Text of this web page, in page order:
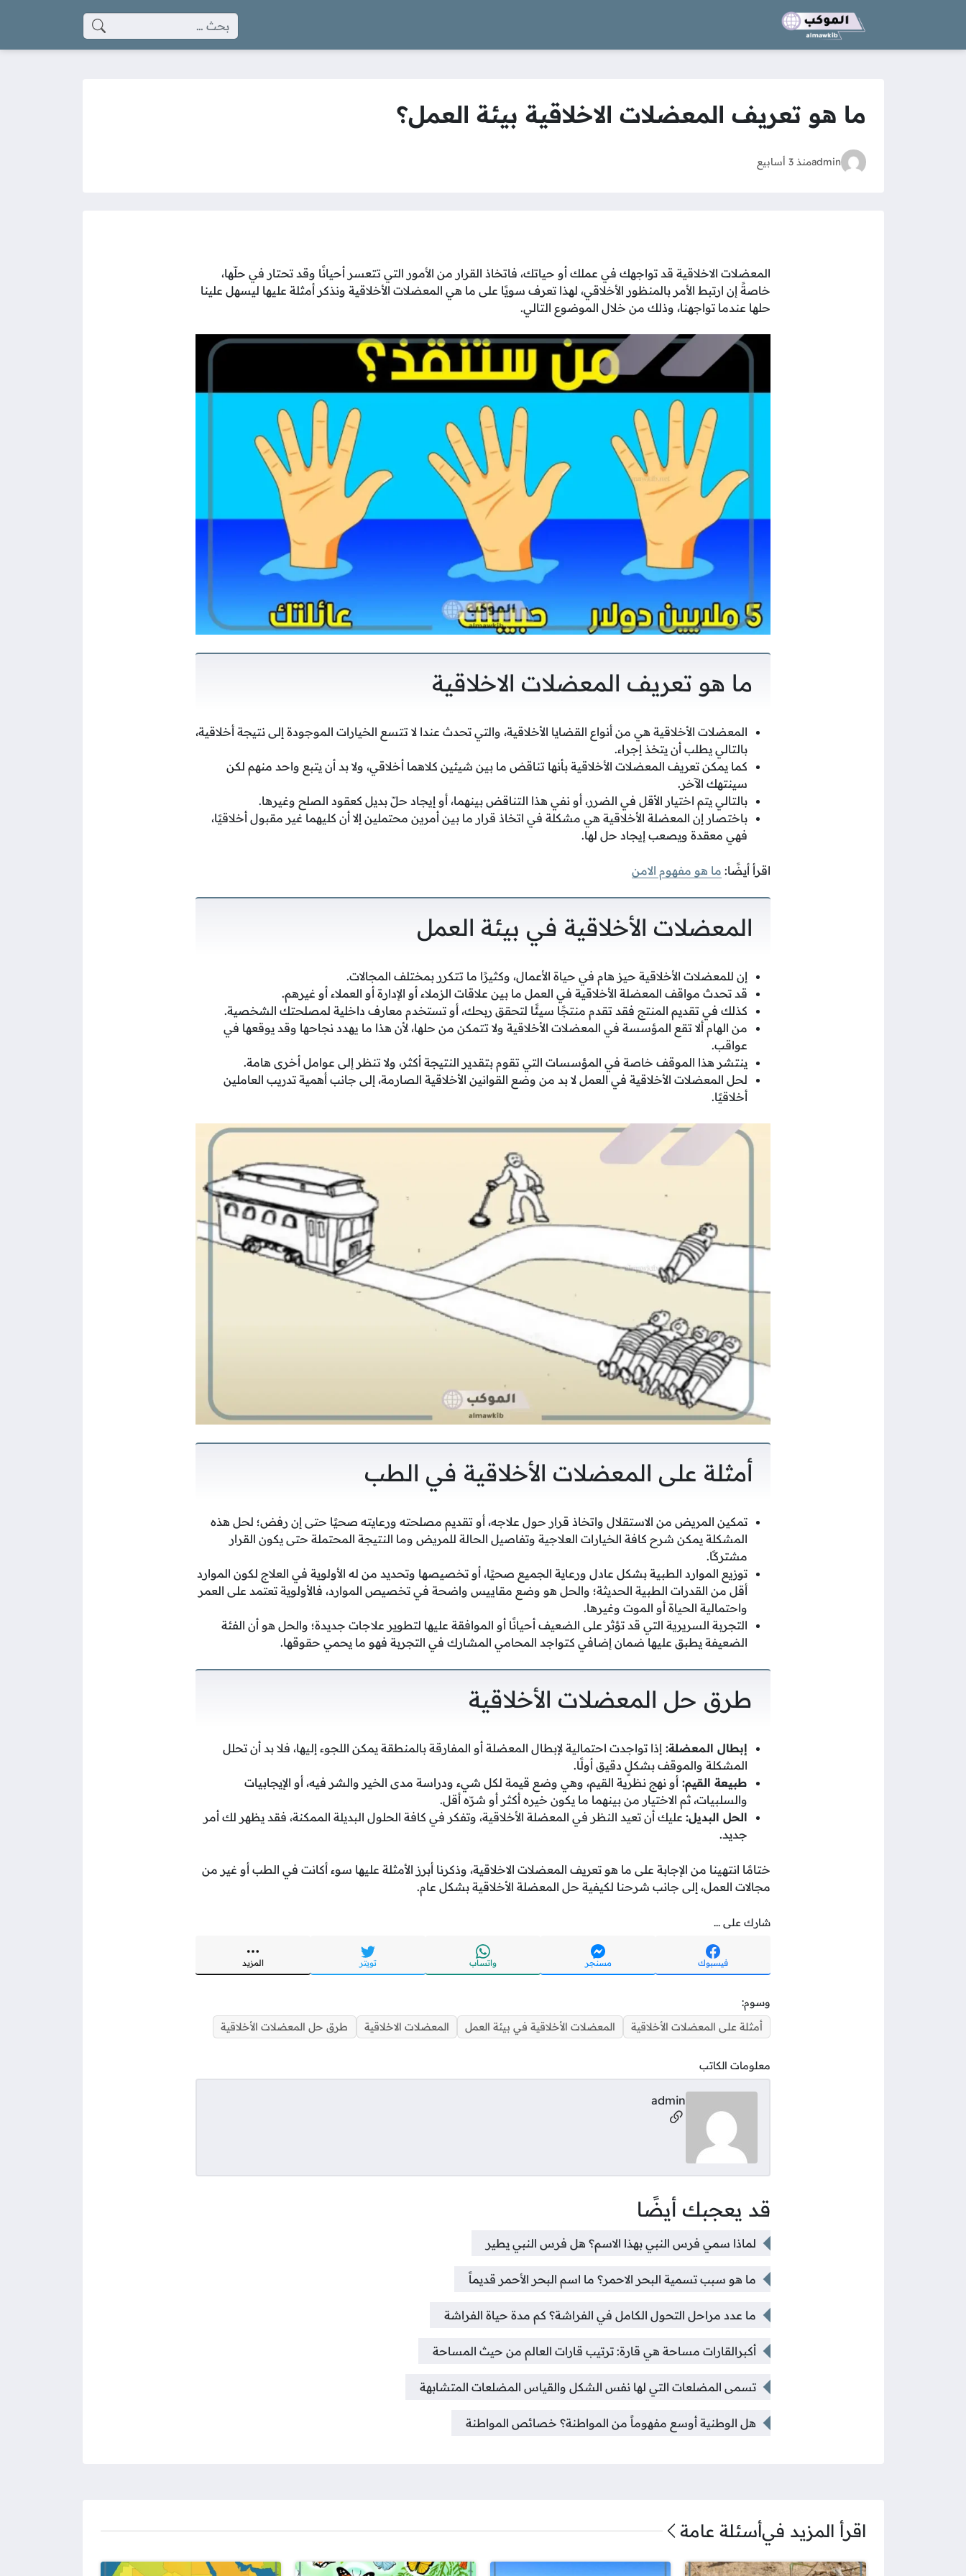
البحث عن:
ما هو تعريف المعضلات الاخلاقية بيئة العمل؟
adminمنذ 3 أسابيع
المعضلات الاخلاقية قد تواجهك في عملك أو حياتك، فاتخاذ القرار من الأمور التي تتعسر أحيانًا وقد تحتار في حلّها،
خاصةً إن ارتبط الأمر بالمنظور الأخلاقي، لهذا تعرف سويًا على ما هي المعضلات الأخلاقية ونذكر أمثلة عليها ليسهل علينا
حلها عندما تواجهنا، وذلك من خلال الموضوع التالي.
ما هو تعريف المعضلات الاخلاقية
المعضلات الأخلاقية هي من أنواع القضايا الأخلاقية، والتي تحدث عندا لا تتسع الخيارات الموجودة إلى نتيجة أخلاقية،
بالتالي يطلب أن يتخذ إجراء.
كما يمكن تعريف المعضلات الأخلاقية بأنها تناقض ما بين شيئين كلاهما أخلاقي، ولا بد أن يتبع واحد منهم لكن
سينتهك الآخر.
بالتالي يتم اختيار الأقل في الضرر، أو نفي هذا التناقض بينهما، أو إيجاد حلّ بديل كعقود الصلح وغيرها.
باختصار إن المعضلة الأخلاقية هي مشكلة في اتخاذ قرار ما بين أمرين محتملين إلا أن كليهما غير مقبول أخلاقيًا،
فهي معقدة ويصعب إيجاد حل لها.
اقرأ أيضًا: ما هو مفهوم الامن
المعضلات الأخلاقية في بيئة العمل
إن للمعضلات الأخلاقية حيز هام في حياة الأعمال، وكثيرًا ما تتكرر بمختلف المجالات.
قد تحدث مواقف المعضلة الأخلاقية في العمل ما بين علاقات الزملاء أو الإدارة أو العملاء أو غيرهم.
كذلك في تقديم المنتج فقد تقدم منتجًا سيئًا لتحقق ربحك، أو تستخدم معارف داخلية لمصلحتك الشخصية.
من الهام ألا تقع المؤسسة في المعضلات الأخلاقية ولا تتمكن من حلها، لأن هذا ما يهدد نجاحها وقد يوقعها في
عواقب.
ينتشر هذا الموقف خاصة في المؤسسات التي تقوم بتقدير النتيجة أكثر، ولا تنظر إلى عوامل أخرى هامة.
لحل المعضلات الأخلاقية في العمل لا بد من وضع القوانين الأخلاقية الصارمة، إلى جانب أهمية تدريب العاملين
أخلاقيًا.
أمثلة على المعضلات الأخلاقية في الطب
تمكين المريض من الاستقلال واتخاذ قرار حول علاجه، أو تقديم مصلحته ورعايته صحيًا حتى إن رفض؛ لحل هذه
المشكلة يمكن شرح كافة الخيارات العلاجية وتفاصيل الحالة للمريض وما النتيجة المحتملة حتى يكون القرار
مشتركًا.
توزيع الموارد الطبية بشكل عادل ورعاية الجميع صحيًا، أو تخصيصها وتحديد من له الأولوية في العلاج لكون الموارد
أقل من القدرات الطبية الحديثة؛ والحل هو وضع مقاييس واضحة في تخصيص الموارد، فالأولوية تعتمد على العمر
واحتمالية الحياة أو الموت وغيرها.
التجربة السريرية التي قد تؤثر على الضعيف أحيانًا أو الموافقة عليها لتطوير علاجات جديدة؛ والحل هو أن الفئة
الضعيفة يطبق عليها ضمان إضافي كتواجد المحامي المشارك في التجربة فهو ما يحمي حقوقها.
طرق حل المعضلات الأخلاقية
إبطال المعضلة: إذا تواجدت احتمالية لإبطال المعضلة أو المفارقة بالمنطقة يمكن اللجوء إليها، فلا بد أن تحلل
المشكلة والموقف بشكلٍ دقيق أولًا.
طبيعة القيم: أو نهج نظرية القيم، وهي وضع قيمة لكل شيء ودراسة مدى الخير والشر فيه، أو الإيجابيات
والسلبيات، ثم الاختيار من بينهما ما يكون خيره أكثر أو شرّه أقل.
الحل البديل: عليك أن تعيد النظر في المعضلة الأخلاقية، وتفكر في كافة الحلول البديلة الممكنة، فقد يظهر لك أمر
جديد.
ختامًا انتهينا من الإجابة على ما هو تعريف المعضلات الاخلاقية، وذكرنا أبرز الأمثلة عليها سوء أكانت في الطب أو غير من
مجالات العمل، إلى جانب شرحنا لكيفية حل المعضلة الأخلاقية بشكل عام.
شارك على ...
فيسبوك مسنجر واتساب تويتر المزيد
وسوم:
أمثلة على المعضلات الأخلاقية
المعضلات الأخلاقية في بيئة العمل المعضلات الاخلاقية طرق حل المعضلات الأخلاقية
معلومات الكاتب
admin
مواقع التواصل
قد يعجبك أيضًا
لماذا سمي فرس النبي بهذا الاسم؟ هل فرس النبي يطير
ما هو سبب تسمية البحر الاحمر؟ ما اسم البحر الأحمر قديماً
ما عدد مراحل التحول الكامل في الفراشة؟ كم مدة حياة الفراشة
أكبرالقارات مساحة هي قارة: ترتيب قارات العالم من حيث المساحة
تسمى المضلعات التي لها نفس الشكل والقياس المضلعات المتشابهة
هل الوطنية أوسع مفهوماً من المواطنة؟ خصائص المواطنة
اقرأ المزيد فيأسئلة عامة